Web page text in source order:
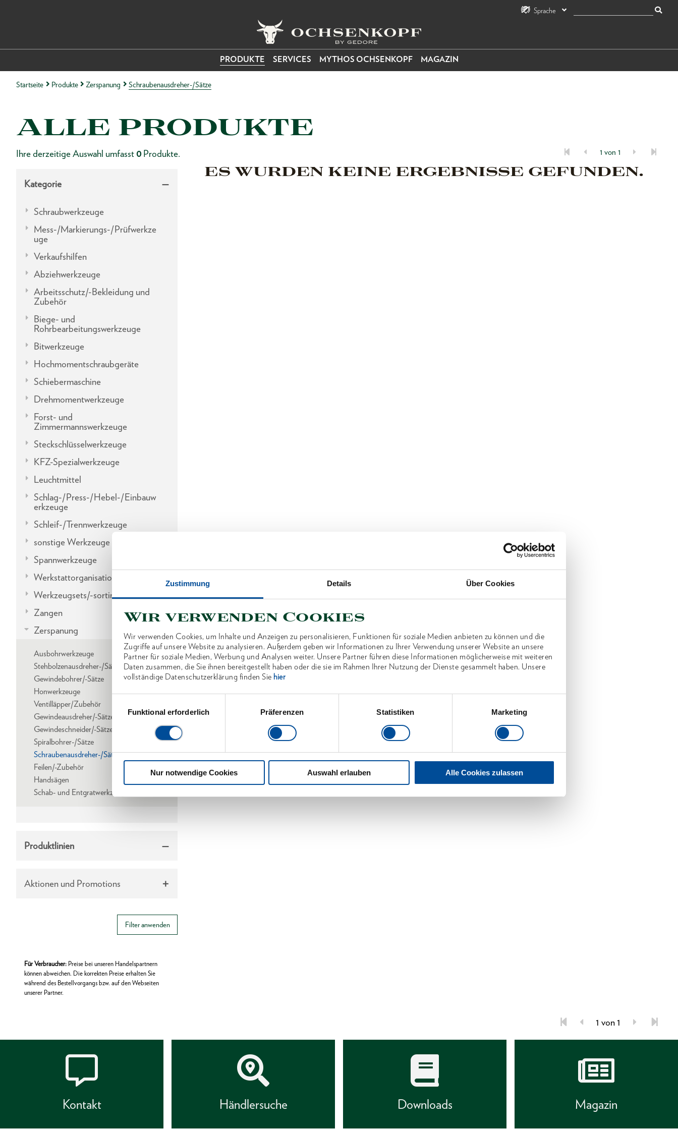
Zustimmung Details Über Cookies
Wir verwenden Cookies
Wir verwenden Cookies, um Inhalte und Anzeigen zu personalisieren, Funktionen für soziale Medien anbieten zu können und die
Zugriffe auf unsere Website zu analysieren. Außerdem geben wir Informationen zu Ihrer Verwendung unserer Website an unsere
Partner für soziale Medien, Werbung und Analysen weiter. Unsere Partner führen diese Informationen möglicherweise mit weiteren
Daten zusammen, die Sie ihnen bereitgestellt haben oder die sie im Rahmen Ihrer Nutzung der Dienste gesammelt haben. Unsere
vollständige Datenschutzerklärung finden Sie hier
Funktional erforderlich
Präferenzen Statistiken Marketing
Nur notwendige Cookies Auswahl erlauben Alle Cookies zulassen
Sprache
PRODUKTE SERVICES MYTHOS OCHSENKOPF MAGAZIN
Startseite Produkte Zerspanung Schraubenausdreher-/Sätze
ALLE PRODUKTE
Ihre derzeitige Auswahl umfasst 0 Produkte. 1 von 1
Kategorie
Schraubwerkzeuge
Mess-/Markierungs-/Prüfwerkze
uge
Verkaufshilfen
Abziehwerkzeuge
Arbeitsschutz/-Bekleidung und
Zubehör
Biege- und
Rohrbearbeitungswerkzeuge
Bitwerkzeuge
Hochmomentschraubgeräte
Schiebermaschine
Drehmomentwerkzeuge
Forst- und
Zimmermannswerkzeuge
Steckschlüsselwerkzeuge
KFZ-Spezialwerkzeuge
Leuchtmittel
Schlag-/Press-/Hebel-/Einbauw
erkzeuge
Schleif-/Trennwerkzeuge
sonstige Werkzeuge
Spannwerkzeuge
Werkstattorganisation
Werkzeugsets/-sortimente
Zangen
Zerspanung
Ausbohrwerkzeuge
Stehbolzenausdreher-/Sätze
Gewindebohrer/-Sätze
Honwerkzeuge
Ventilläpper/Zubehör
Gewindeausdreher/-Sätze
Gewindeschneider/-Sätze
Spiralbohrer-/Sätze
Schraubenausdreher-/Sätze
Feilen/-Zubehör
Handsägen
Schab- und Entgratwerkzeuge
Produktlinien
Aktionen und Promotions
Filter anwenden
Für Verbraucher: Preise bei unseren Handelspartnern
können abweichen. Die korrekten Preise erhalten Sie
während des Bestellvorgangs bzw. auf den Webseiten
unserer Partner.
ES WURDEN KEINE ERGEBNISSE GEFUNDEN.
1 von 1
Kontakt Händlersuche Downloads Magazin